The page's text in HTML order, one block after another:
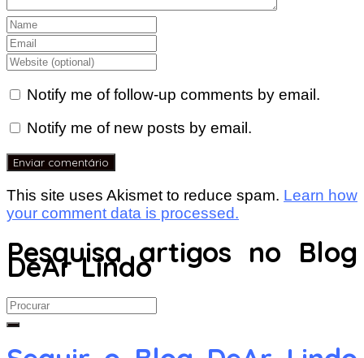
Notify me of follow-up comments by email.
Notify me of new posts by email.
This site uses Akismet to reduce spam. Learn how
your comment data is processed.
Pesquisa artigos no Blog
DeAr Lindo
Search
for: